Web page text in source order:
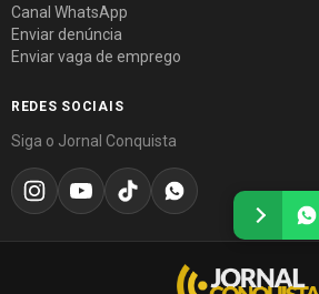
Canal WhatsApp
Enviar denúncia
Enviar vaga de emprego
REDES SOCIAIS
Siga o Jornal Conquista